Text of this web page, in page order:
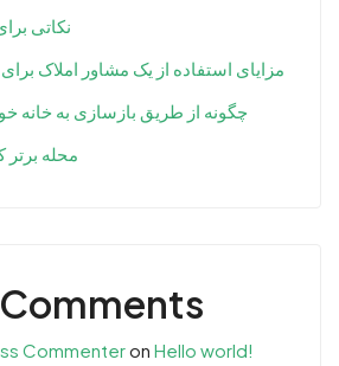
نکاتی
مزایای استفاده از یک مشاور املاک
چگونه از طریق بازسازی به خانه
محله برتر
Commenteron Hello world!